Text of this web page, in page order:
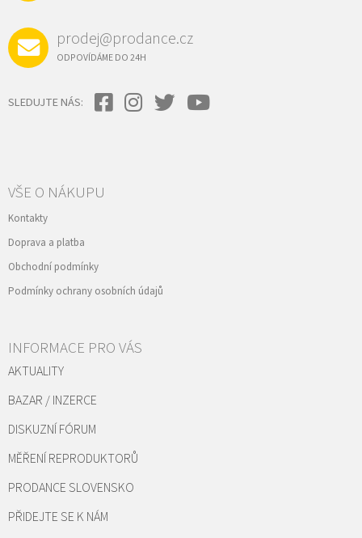
prodej@prodance.cz
ODPOVÍDÁME DO 24H
SLEDUJTE NÁS:
VŠE O NÁKUPU
Kontakty
Doprava a platba
Obchodní podmínky
Podmínky ochrany osobních údajů
INFORMACE PRO VÁS
AKTUALITY
BAZAR / INZERCE
DISKUZNÍ FÓRUM
MĚŘENÍ REPRODUKTORŮ
PRODANCE SLOVENSKO
PŘIDEJTE SE K NÁM